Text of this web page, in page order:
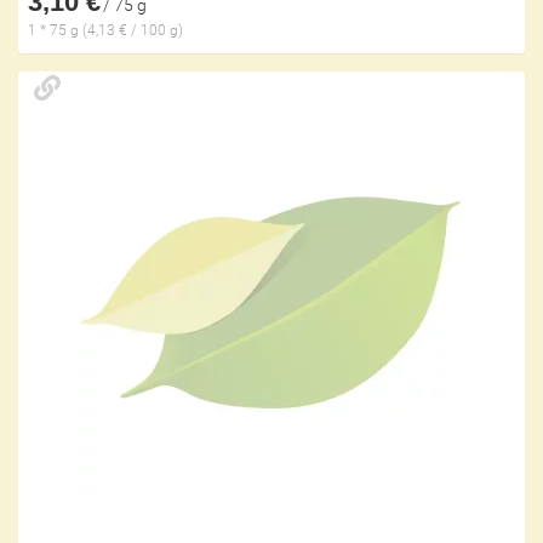
/ 75 g
1 * 75 g (4,13 € / 100 g)